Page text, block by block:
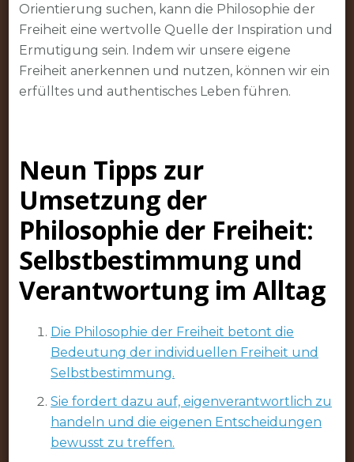
Orientierung suchen, kann die Philosophie der
Freiheit eine wertvolle Quelle der Inspiration und
Ermutigung sein. Indem wir unsere eigene
Freiheit anerkennen und nutzen, können wir ein
erfülltes und authentisches Leben führen.
Neun Tipps zur
Umsetzung der
Philosophie der Freiheit:
Selbstbestimmung und
Verantwortung im Alltag
Die Philosophie der Freiheit betont die
Bedeutung der individuellen Freiheit und
Selbstbestimmung.
Sie fordert dazu auf, eigenverantwortlich zu
handeln und die eigenen Entscheidungen
bewusst zu treffen.